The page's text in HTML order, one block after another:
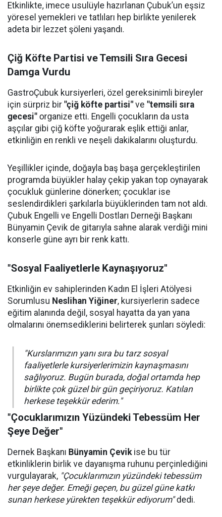
Etkinlikte, imece usulüyle hazırlanan Çubuk’un eşsiz
yöresel yemekleri ve tatlıları hep birlikte yenilerek
adeta bir lezzet şöleni yaşandı.
Çiğ Köfte Partisi ve Temsili Sıra Gecesi
Damga Vurdu
GastroÇubuk kursiyerleri, özel gereksinimli bireyler
için sürpriz bir "çiğ köfte partisi" ve "temsili sıra
gecesi" organize etti. Engelli çocukların da usta
aşçılar gibi çiğ köfte yoğurarak eşlik ettiği anlar,
etkinliğin en renkli ve neşeli dakikalarını oluşturdu.
Yeşillikler içinde, doğayla baş başa gerçekleştirilen
programda büyükler halay çekip yakan top oynayarak
çocukluk günlerine dönerken; çocuklar ise
seslendirdikleri şarkılarla büyüklerinden tam not aldı.
Çubuk Engelli ve Engelli Dostları Derneği Başkanı
Bünyamin Çevik de gitarıyla sahne alarak verdiği mini
konserle güne ayrı bir renk kattı.
"Sosyal Faaliyetlerle Kaynaşıyoruz"
Etkinliğin ev sahiplerinden Kadın El İşleri Atölyesi
Sorumlusu Neslihan Yiğiner, kursiyerlerin sadece
eğitim alanında değil, sosyal hayatta da yan yana
olmalarını önemsediklerini belirterek şunları söyledi:
"Kurslarımızın yanı sıra bu tarz sosyal
faaliyetlerle kursiyerlerimizin kaynaşmasını
sağlıyoruz. Bugün burada, doğal ortamda hep
birlikte çok güzel bir gün geçiriyoruz. Katılan
herkese teşekkür ederim."
"Çocuklarımızın Yüzündeki Tebessüm Her
Şeye Değer"
Dernek Başkanı Bünyamin Çevikise bu tür
etkinliklerin birlik ve dayanışma ruhunu perçinlediğini
vurgulayarak, "Çocuklarımızın yüzündeki tebessüm
her şeye değer. Emeği geçen, bu güzel güne katkı
sunan herkese yürekten teşekkür ediyorum"dedi.